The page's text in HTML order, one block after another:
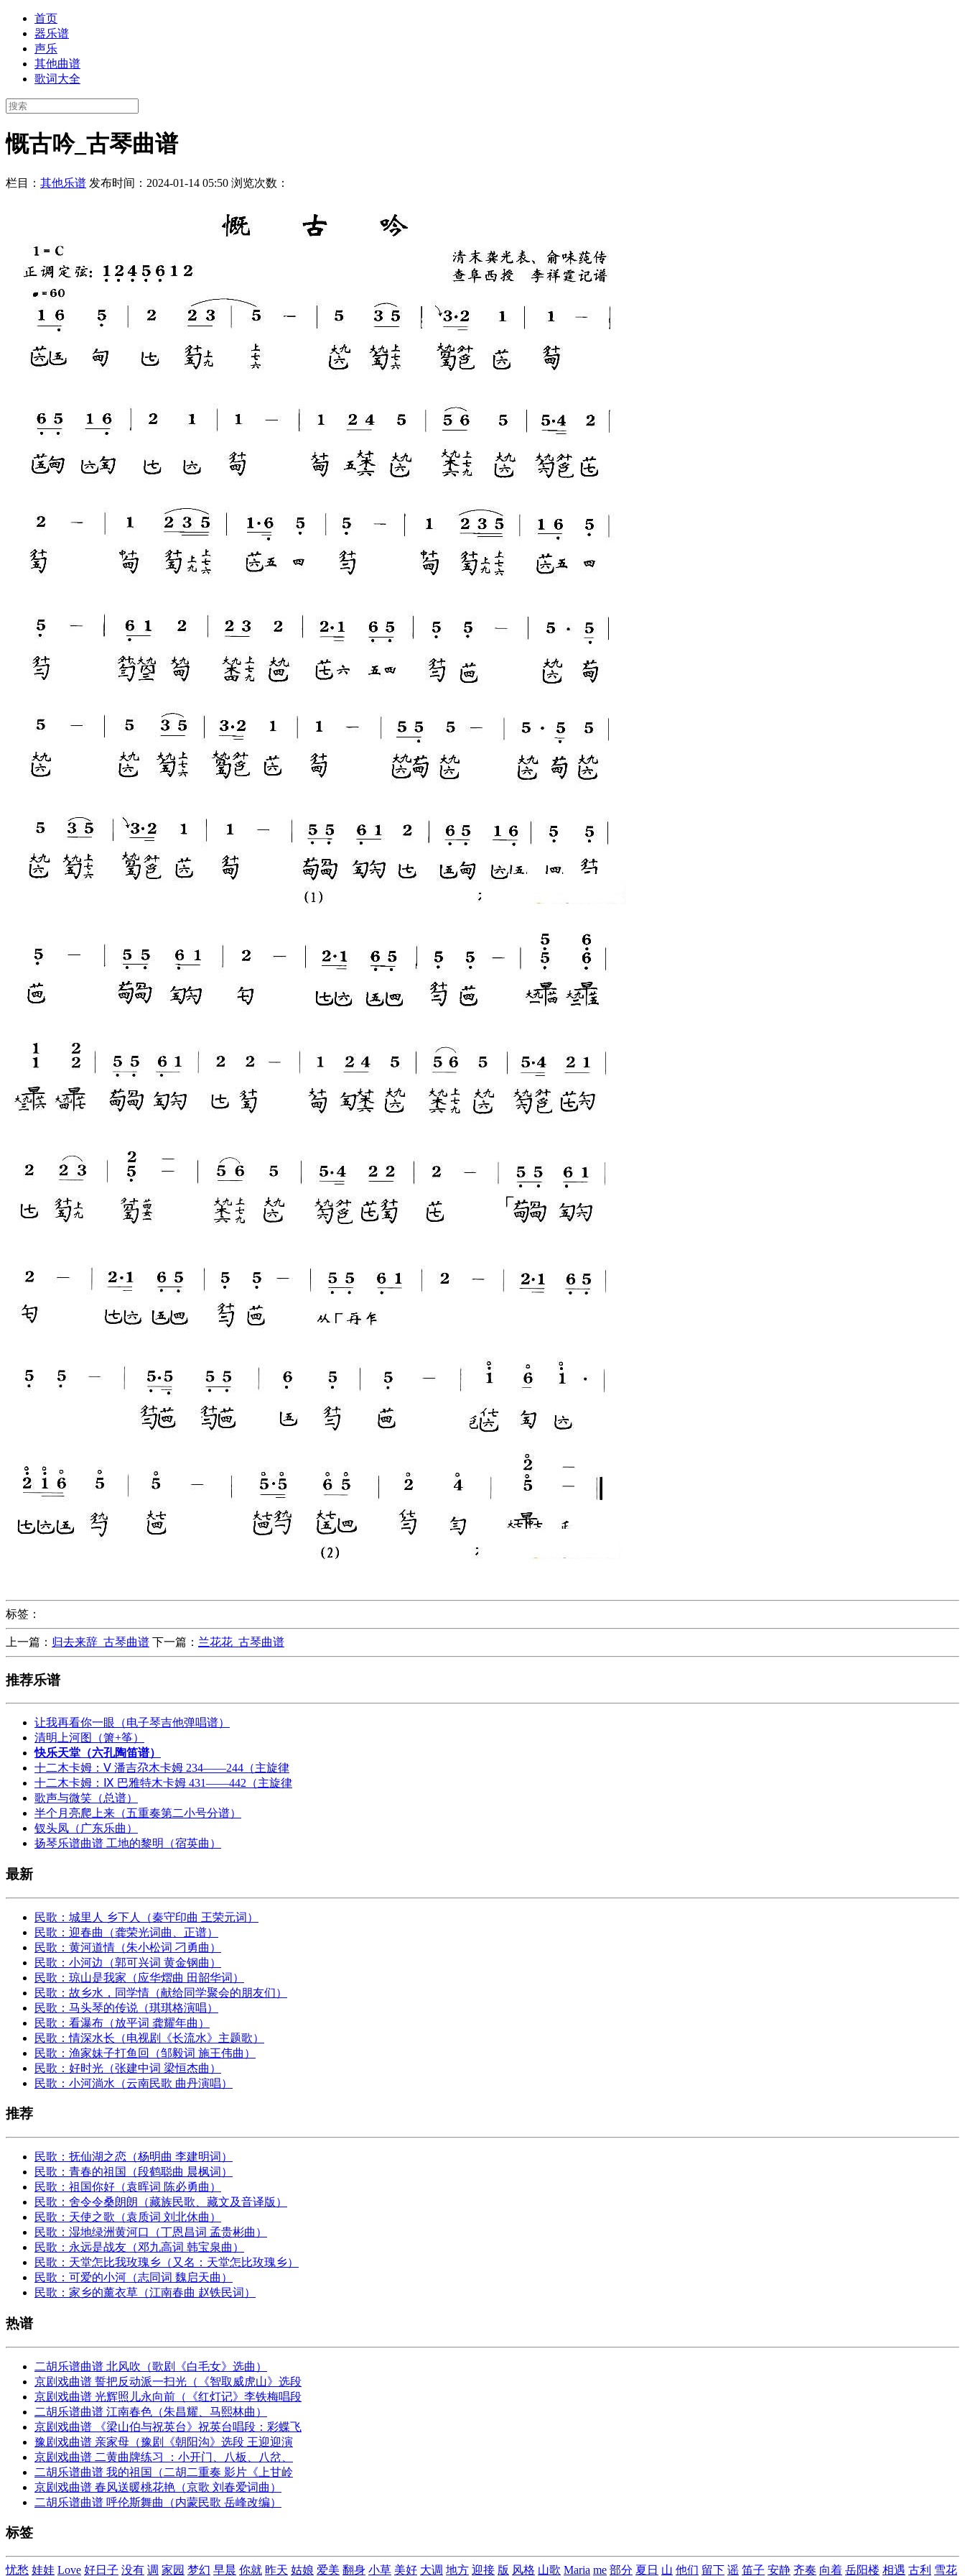
首页
器乐谱
声乐
其他曲谱
歌词大全
慨古吟_古琴曲谱
栏目： 其他乐谱 发布时间：2024-01-14 05:50 浏览次数：
标签：
上一篇： 归去来辞_古琴曲谱 下一篇： 兰花花_古琴曲谱
推荐乐谱
让我再看你一眼（电子琴吉他弹唱谱）
清明上河图（箫+筝）
快乐天堂（六孔陶笛谱）
十二木卡姆：Ⅴ 潘吉尕木卡姆 234——244（主旋律
十二木卡姆：Ⅸ 巴雅特木卡姆 431——442（主旋律
歌声与微笑（总谱）
半个月亮爬上来（五重奏第二小号分谱）
钗头凤（广东乐曲）
扬琴乐谱曲谱 工地的黎明（宿英曲）
最新
民歌：城里人 乡下人（秦守印曲 王荣元词）
民歌：迎春曲（龚荣光词曲、正谱）
民歌：黄河道情（朱小松词 刁勇曲）
民歌：小河边（郭可兴词 黄金钢曲）
民歌：琼山是我家（应华熠曲 田韶华词）
民歌：故乡水，同学情（献给同学聚会的朋友们）
民歌：马头琴的传说（琪琪格演唱）
民歌：看瀑布（放平词 龚耀年曲）
民歌：情深水长（电视剧《长流水》主题歌）
民歌：渔家妹子打鱼回（邹毅词 施王伟曲）
民歌：好时光（张建中词 梁恒杰曲）
民歌：小河淌水（云南民歌 曲丹演唱）
推荐
民歌：抚仙湖之恋（杨明曲 李建明词）
民歌：青春的祖国（段鹤聪曲 晨枫词）
民歌：祖国你好（袁晖词 陈必勇曲）
民歌：舍令令桑朗朗（藏族民歌、藏文及音译版）
民歌：天使之歌（袁质词 刘北休曲）
民歌：湿地绿洲黄河口（丁恩昌词 孟贵彬曲）
民歌：永远是战友（邓九高词 韩宝泉曲）
民歌：天堂怎比我玫瑰乡（又名：天堂怎比玫瑰乡）
民歌：可爱的小河（志同词 魏启天曲）
民歌：家乡的薰衣草（江南春曲 赵铁民词）
热谱
二胡乐谱曲谱 北风吹（歌剧《白毛女》选曲）
京剧戏曲谱 誓把反动派一扫光（《智取威虎山》选段
京剧戏曲谱 光辉照儿永向前（《红灯记》李铁梅唱段
二胡乐谱曲谱 江南春色（朱昌耀、马熙林曲）
京剧戏曲谱 《梁山伯与祝英台》祝英台唱段：彩蝶飞
豫剧戏曲谱 亲家母（豫剧《朝阳沟》选段 王迎迎演
京剧戏曲谱 二黄曲牌练习 ：小开门、八板、八岔、
二胡乐谱曲谱 我的祖国（二胡二重奏 影片《上甘岭
京剧戏曲谱 春风送暖桃花艳（京歌 刘春爱词曲）
二胡乐谱曲谱 呼伦斯舞曲（内蒙民歌 岳峰改编）
标签
忧愁 娃娃 Love 好日子 没有 调 家园 梦幻 早晨 你就 昨天 姑娘 爱美 翻身 小草 美好 大调 地方 迎接 版 风格 山歌 Maria me 部分 夏日 山 他们 留下 谣 笛子 安静 齐奏 向着 岳阳楼 相遇 古利 雪花